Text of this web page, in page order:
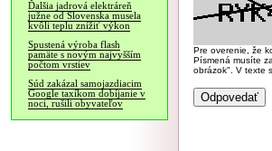
Ďalšia jadrová elektráreň
južne od Slovenska musela
kvôli teplu znížiť výkon
Spustená výroba flash
pamäte s novým najvyšším
počtom vrstiev
Súd zakázal samojazdiacim
Google taxíkom dobíjanie v
noci, rušili obyvateľov
Pre overenie, že
Písmená musíte
obrázok". V texte